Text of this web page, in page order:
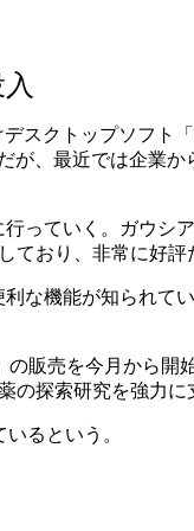
スクトップソフト
が、最近では企業
っていく。ガウシ
おり、非常に好評
な機能が知られて
販売を今月から開
探索研究を強力に
るという。